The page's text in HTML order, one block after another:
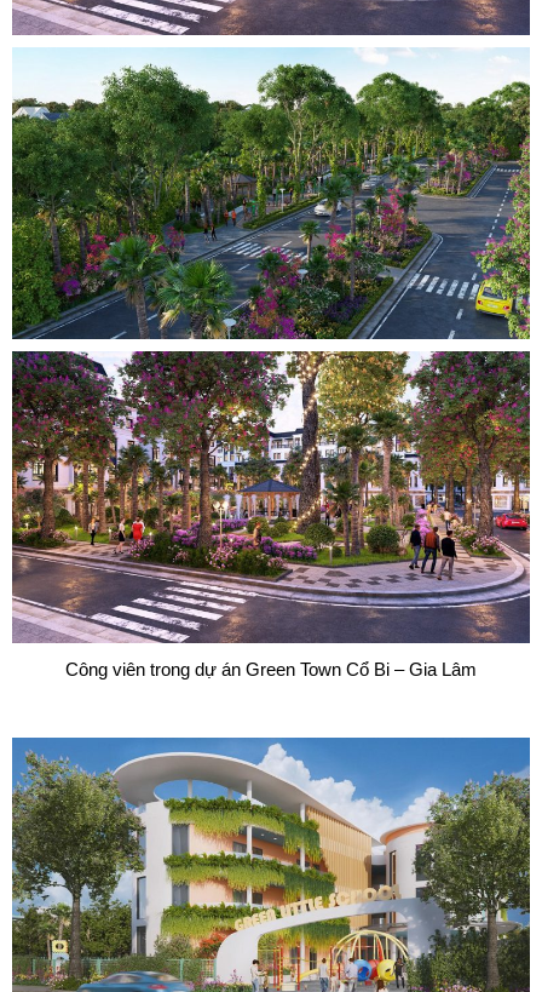
Công viên trong dự án Green Town Cổ Bi – Gia Lâm